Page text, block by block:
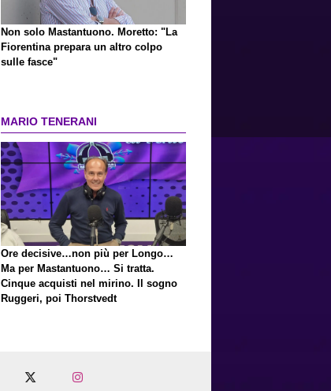
Non solo Mastantuono. Moretto: "La
Fiorentina prepara un altro colpo
sulle fasce"
MARIO TENERANI
Ore decisive…non più per Longo…
Ma per Mastantuono… Si tratta.
Cinque acquisti nel mirino. Il sogno
Ruggeri, poi Thorstvedt